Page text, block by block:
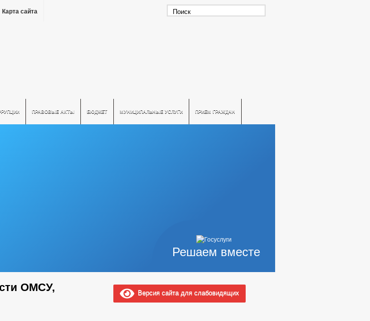
Карта сайта
ПРАВОВЫЕ АКТЫ БЮДЖЕТ МУНИЦИПАЛЬНЫЕ УСЛУГИ ПРИЕМ ГРАЖДАН
Решаем вместе
ОМСУ,
Версия сайта для слабовидящих